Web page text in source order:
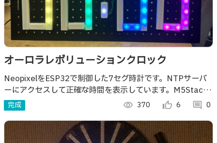
オーロラレボリューションクロック
NeopixelをESP32で制御した7セグ時計です。NTPサーバ
ーにアクセスして正確な時間を表示しています。M5Stack
を使用してHTTPサーバーを立てて任意の時間に変更できる
ようにしています。
完成 visibility 370 thumb_up_alt 6 comment 0